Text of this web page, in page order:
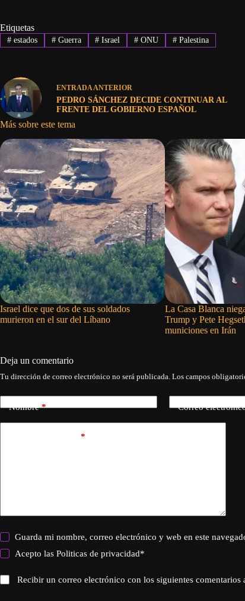
Etiquetas
#estados #Guerra # Israel # ONU # Palestina
ENTRADAANTERIOR
PEDRO SÁNCHEZ DECIDE CONTINUAR AL
FRENTE DEL GOBIERNO ESPAÑOL
Más sobre este tema
Israel dice que dos de sus soldados
murieron en el sur del Líbano
La Casa Blanca
Trump y Pete
municiones en Irán
Deja un comentario
Tu dirección de correo electrónico no será publicada. Los campos
Nombre* Correo
*
Guarda mi nombre, correo electrónico y web en este
Acepto lasPoliticas de privacidad*
Recibir un correo electrónico con los siguientes comentarios